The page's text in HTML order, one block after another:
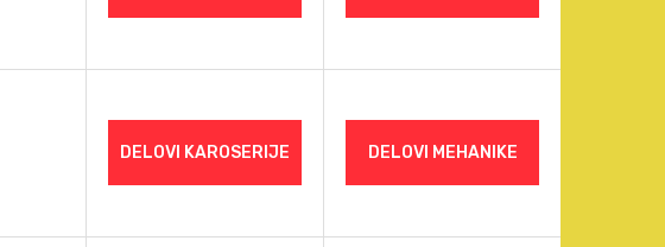
DELOVI KAROSERIJE DELOVI MEHANIKE